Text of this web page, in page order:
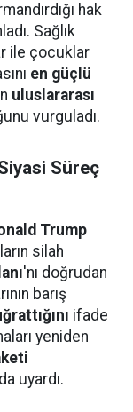
hak
Sağlık
ile çocuklar
en güçlü
uluslararası
vurguladı.
Süreç
Trump
silah
'nı doğrudan
barış
ifade
yeniden
uyardı.